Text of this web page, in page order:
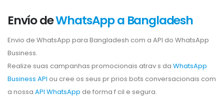
Envío deWhatsApp a Bangladesh
Envio de WhatsApp para Bangladesh com a API do WhatsApp
Business.
Realize suas campanhas promocionais atrav s da WhatsApp
Business API ou cree os seus pr prios bots conversacionais com
a nossa API WhatsApp de forma f cil e segura.